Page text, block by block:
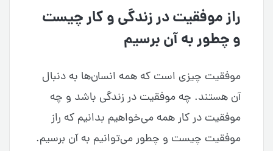
راز موفقیت در زندگی و کار چیست
و چطور به آن برسیم
موفقیت چیزی است که همه انسان‌ها به دنبال
آن هستند. چه موفقیت در زندگی باشد و چه
موفقیت در کار همه می‌خواهیم بدانیم که راز
موفقیت چیست و چطور می‌توانیم به آن برسیم.